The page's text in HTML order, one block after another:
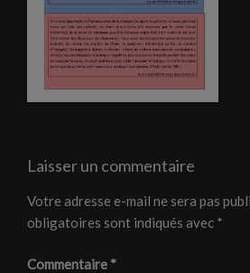
Laisser un commentaire
Votre adresse e-mail ne sera pas
obligatoires sont indiqués avec *
Commentaire *